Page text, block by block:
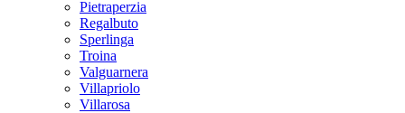
Pietraperzia
Regalbuto
Sperlinga
Troina
Valguarnera
Villapriolo
Villarosa